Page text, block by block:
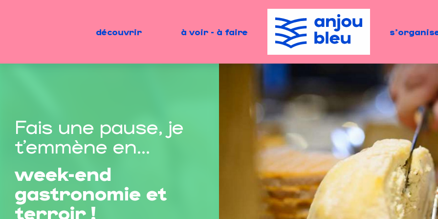
découvrir à voir - à faire
Fais une pause, je
t'emmène en...
week-end
gastronomie et
terroir !